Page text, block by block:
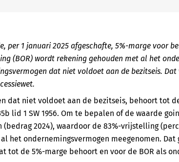
per 1 januari 2025 afgeschafte, 5%-marge voor
(BOR) wordt rekening gehouden met al het
dat niet voldoet aan de bezitseis.
dat niet voldoet aan de bezitseis, behoort tot
lid 1 SW 1956. Om te bepalen of de waarde
(bedrag 2024), waardoor de 83%-vrijstelling
het ondernemingsvermogen meegenomen.
tot de 5%-marge behoort en voor de BOR als